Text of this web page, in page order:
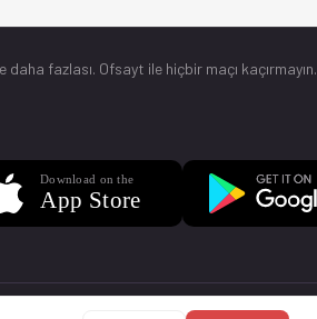
fazlası. Ofsayt ile hiçbir maçı kaçırmayın.